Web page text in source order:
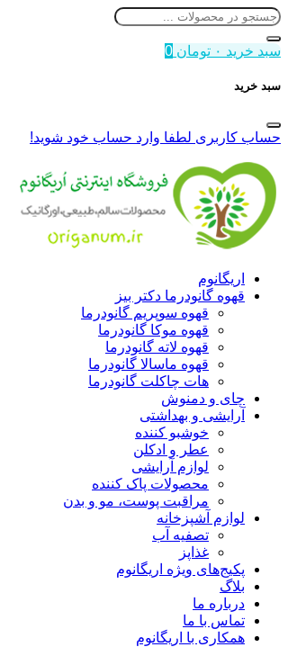
سبد خرید ۰ تومان 0
سبد خرید
حساب کاربری لطفا وارد حساب خود شوید!
اریگانوم
قهوه گانودرما دکتر بیز
قهوه سوپریم گانودرما
قهوه موکا گانودرما
قهوه لاته گانودرما
قهوه ماسالا گانودرما
هات چاکلت گانودرما
چای و دمنوش
آرایشی و بهداشتی
خوشبو کننده
عطر و ادکلن
لوازم آرایشی
محصولات پاک کننده
مراقبت پوست، مو و بدن
لوازم آشپزخانه
تصفیه آب
غذاپز
پکیج‌های ویژه اریگانوم
بلاگ
درباره ما
تماس با ما
همکاری با اریگانوم